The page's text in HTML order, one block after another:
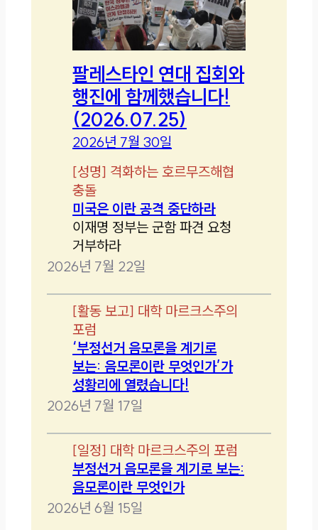
팔레스타인 연대 집회와
행진에 함께했습니다!
(2026.07.25)
2026년 7월 30일
[성명] 격화하는 호르무즈해협
충돌
미국은 이란 공격 중단하라
이재명 정부는 군함 파견 요청
거부하라
2026년 7월 22일
[활동 보고] 대학 마르크스주의
포럼
‘부정선거 음모론을 계기로
보는: 음모론이란 무엇인가’가
성황리에 열렸습니다!
2026년 7월 17일
[일정] 대학 마르크스주의 포럼
부정선거 음모론을 계기로 보는:
음모론이란 무엇인가
2026년 6월 15일